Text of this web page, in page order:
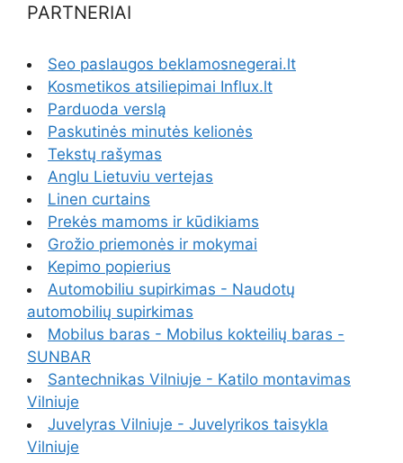
PARTNERIAI
Seo paslaugos beklamosnegerai.lt
Kosmetikos atsiliepimai Influx.lt
Parduoda verslą
Paskutinės minutės kelionės
Tekstų rašymas
Anglu Lietuviu vertejas
Linen curtains
Prekės mamoms ir kūdikiams
Grožio priemonės ir mokymai
Kepimo popierius
Automobiliu supirkimas - Naudotų
automobilių supirkimas
Mobilus baras - Mobilus kokteilių baras -
SUNBAR
Santechnikas Vilniuje - Katilo montavimas
Vilniuje
Juvelyras Vilniuje - Juvelyrikos taisykla
Vilniuje